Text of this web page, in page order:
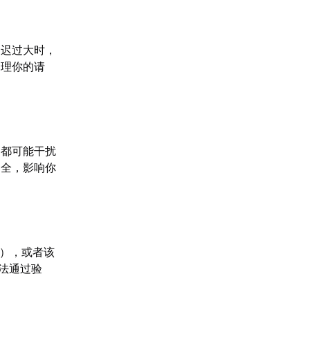
过大时，
你的请
可能干扰
，影响你
，或者该
通过验